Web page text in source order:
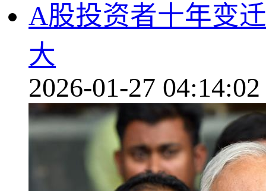
A股投资者十年变
大
2026-01-27 04:14:02